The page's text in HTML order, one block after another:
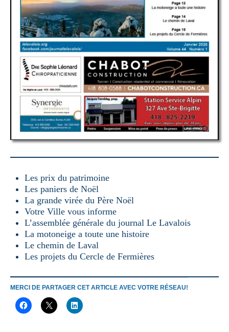
Les prix du patrimoine
Les paniers de Noël
La grande virée du Père Noël
Votre Ville vous informe
L’assemblée générale du journal Le Lavalois
La motoneige a toute une histoire
Le chemin de Laval
Les projets du Cercle de Fermières
MERCI DE PARTAGER CET ARTICLE AVEC VOTRE RÉSEAU!